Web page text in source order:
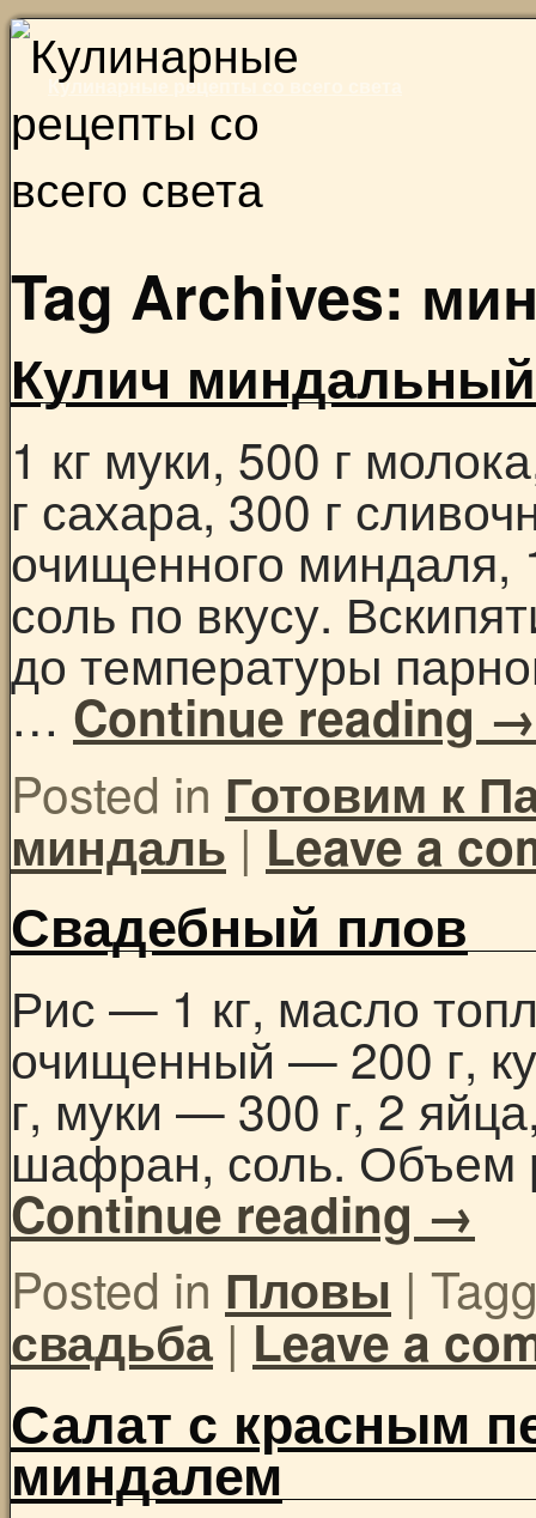
Кулинарные рецепты со всего света
Skip
content
Tag Archives:
Кулич миндальный
1 кг муки, 500 г
г сахара, 300 г
очищенного миндаля,
соль по вкусу.
до температуры
… Continue reading →
Posted in Готовим к
миндаль|Leave a
Свадебный плов
Рис — 1 кг, масло
очищенный — 200 г,
г, муки — 300 г, 2
шафран, соль. Объем
Continue reading →
Posted in Пловы |
свадьба| Leave a
Салат с красным
миндалем